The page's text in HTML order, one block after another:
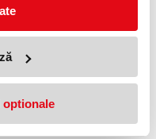
optionale
magnetica autoadeziva
Security, A4, alb-
2 buc/set Durable